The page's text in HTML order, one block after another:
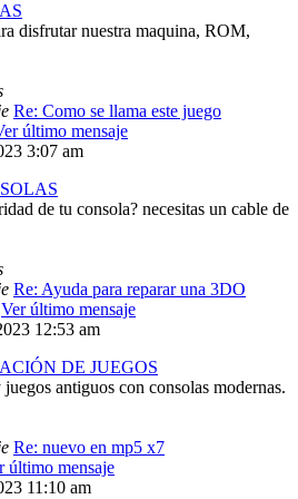
disfrutar nuestra maquina, ROM,
Re: Como se llama este juego
último mensaje
3:07 am
de tu consola? necesitas un cable de
Re: Ayuda para reparar una 3DO
Ver último mensaje
12:53 am
DE JUEGOS
antiguos con consolas modernas.
Re: nuevo en mp5 x7
último mensaje
11:10 am